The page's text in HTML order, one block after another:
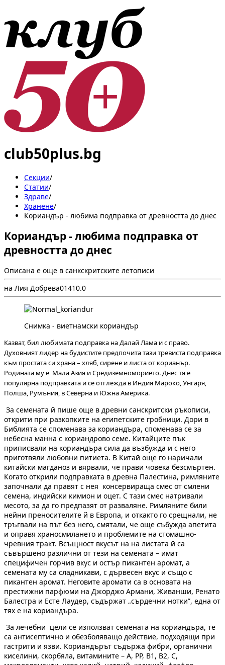
club50plus.bg
Секции/
Статии/
Здраве/
Хранене/
Кориандър - любима подправка от древността до днес
Кориандър - любима подправка от
древността до днес
Описана е още в санкскритските летописи
на Лия Добрева01410.0
Снимка - виетнамски кориандър
Казват, бил любимата подправка на Далай Лама и с право.
Духовният лидер на будистите предпочита тази тревиста подправка
към простата си храна – хляб, сирене и листа от корианър.
Родината му е Мала Азия и Средиземноморието. Днес тя е
популярна подправката и се отглежда в Индия Мароко, Унгаря,
Полша, Румъния, в Северна и Южна Америка.
За семената й пише още в древни санскритски ръкописи,
открити при разкопките на египетските гробници. Дори в
Библията се споменава за кориандъра, споменава се за
небесна манна с кориандрово семе. Китайците пък
приписвали на кориандъра сила да възбужда и с него
приготвяли любовни питиета. В Китай още го наричали
китайски магданоз и вярвали, че прави човека безсмъртен.
Когато открили подправката в древна Палестина, римляните
започнали да правят с нея консервираща смес от смлени
семена, индийски кимион и оцет. С тази смес натривали
месото, за да го предпазят от разваляне. Римляните били
нейни преносителите й в Европа, и откакто го срещнали, не
тръгвали на път без него, смятали, че още събужда апетита
и оправя храносмилането и проблемите на стомашно-
чревния тракт. Всъщност вкусът на на листата й са
съвършено различни от тези на семената – имат
специфичен горчив вкус и остър пикантен аромат, а
семената му са сладникави, с дървесен вкус и също с
пикантен аромат. Неговите аромати са в основата на
престижни парфюми на Джорджо Армани, Живанши, Ренато
Балестра и Есте Лаудер, съдържат „сърдечни нотки”, една от
тях е на кориандъра.
За лечебни цели се използват семената на кориандъра, те
са антисептично и обезболяващо действие, подходящи при
гастрити и язви. Кориандърът съдържа фибри, органични
киселини, скорбяла, витамините – А, РР, В1, В2, С,